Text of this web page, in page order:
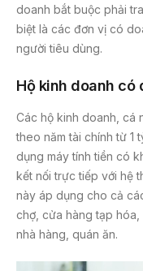
doanh bắt buộc phải
biệt là các đơn vị có
người tiêu dùng.
Hộ kinh doanh có
Các hộ kinh doanh, cá
theo năm tài chính từ 1
dụng máy tính tiền có
kết nối trực tiếp với hệ
này áp dụng cho cả
chợ, cửa hàng tạp
nhà hàng, quán ăn.